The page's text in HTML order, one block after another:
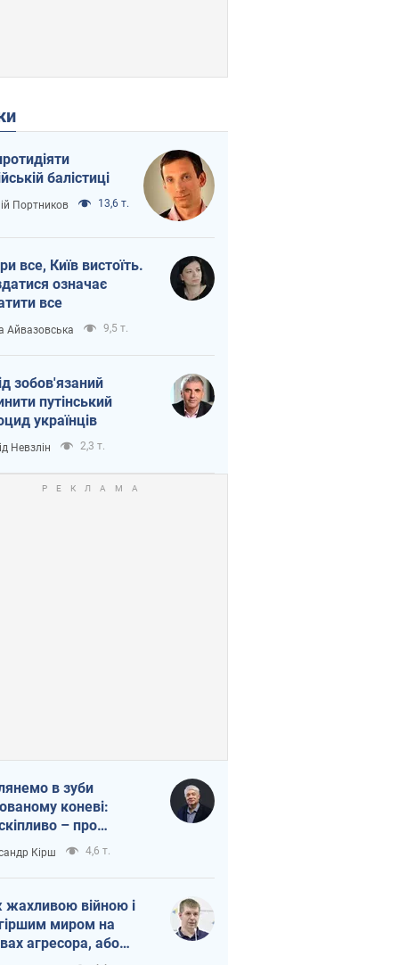
балістиці
Портников 13,6 т.
все, Київ вистоїть.
означає
все
Айвазовська 9,5 т.
зобов'язаний
путінський
українців
Невзлін 2,3 т.
в зуби
коневі:
– про
Україні
Кірш 4,6 т.
жахливою війною і
миром на
агресора, або